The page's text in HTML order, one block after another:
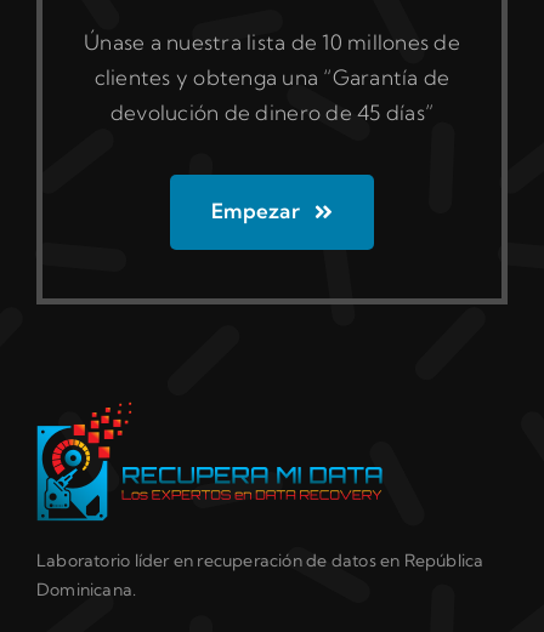
Únase a nuestra lista de 10 millones de
clientes y obtenga una “Garantía de
devolución de dinero de 45 días”
Empezar
Laboratorio líder en recuperación de datos en República
Dominicana.